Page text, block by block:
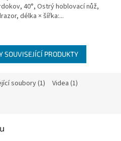
40°, Ostrý hoblovací nůž,
délka × šířka:...
SOUVISEJÍCÍ PRODUKTY
soubory (1) Videa (1)